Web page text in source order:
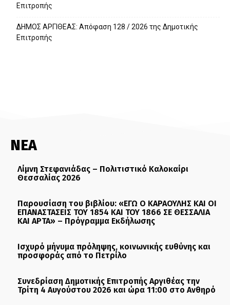
Επιτροπής
ΔΗΜΟΣ ΑΡΓΙΘΕΑΣ: Απόφαση 128 / 2026 της Δημοτικής
Επιτροπής
ΝΕΑ
Λίμνη Στεφανιάδας – Πολιτιστικό Καλοκαίρι
Θεσσαλίας 2026
Παρουσίαση του βιβλίου: «ΕΓΩ Ο ΚΑΡΑΟΥΛΗΣ ΚΑΙ ΟΙ
ΕΠΑΝΑΣΤΑΣΕΙΣ ΤΟΥ 1854 ΚΑΙ ΤΟΥ 1866 ΣΕ ΘΕΣΣΑΛΙΑ
ΚΑΙ ΑΡΤΑ» – Πρόγραμμα Εκδήλωσης
Ισχυρό μήνυμα πρόληψης, κοινωνικής ευθύνης και
προσφοράς από το Πετρίλο
Συνεδρίαση Δημοτικής Επιτροπής Αργιθέας την
Τρίτη 4 Αυγούστου 2026 και ώρα 11:00 στο Ανθηρό